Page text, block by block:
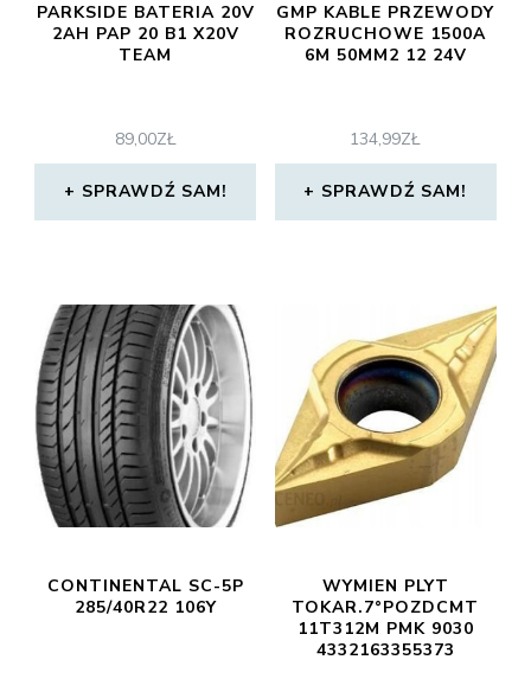
PARKSIDE BATERIA 20V
2AH PAP 20 B1 X20V
TEAM
89,00ZŁ
SPRAWDŹ SAM!
GMP KABLE PRZEWODY
ROZRUCHOWE 1500A
6M 50MM2 12 24V
134,99ZŁ
SPRAWDŹ SAM!
CONTINENTAL SC-5P
285/40R22 106Y
WYMIEN PLYT
TOKAR.7°POZDCMT
11T312M PMK 9030
4332163355373